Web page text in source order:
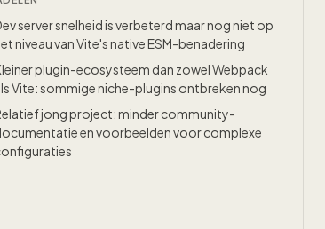
server snelheid is verbeterd maar nog niet op
niveau van Vite's native ESM-benadering
plugin-ecosysteem dan zowel Webpack
Vite: sommige niche-plugins ontbreken nog
jong project: minder community-
en voorbeelden voor complexe